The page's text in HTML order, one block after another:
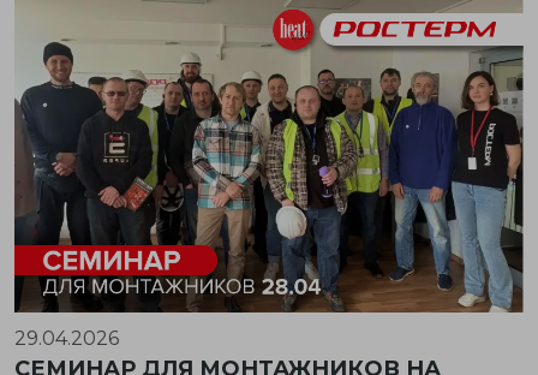
29.04.2026
СЕМИНАР ДЛЯ МОНТАЖНИКОВ НА